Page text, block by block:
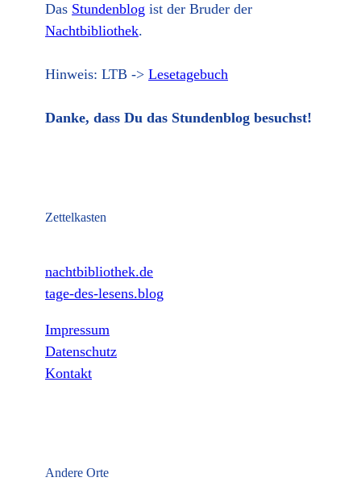
Das Stundenblog ist der Bruder der
Nachtbibliothek.
Hinweis: LTB -> Lesetagebuch
Danke, dass Du das Stundenblog besuchst!
Zettelkasten
nachtbibliothek.de
tage-des-lesens.blog
Impressum
Datenschutz
Kontakt
Andere Orte